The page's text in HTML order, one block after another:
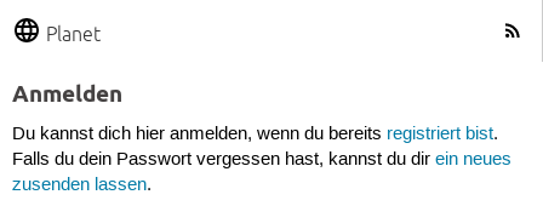
Planet
Anmelden
Du kannst dich hier anmelden, wenn du bereits registriert bist.
Falls du dein Passwort vergessen hast, kannst du dir ein neues
zusenden lassen.